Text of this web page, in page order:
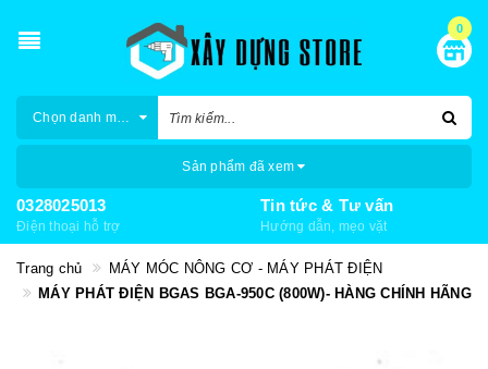
0
Chọn danh mục
Sản phẩm đã xem
0328025013
Điện thoại hỗ trợ
Tin tức & Tư vấn
Hướng dẫn, mẹo vặt
Trang chủ
MÁY MÓC NÔNG CƠ - MÁY PHÁT ĐIỆN
MÁY PHÁT ĐIỆN BGAS BGA-950C (800W)- HÀNG CHÍNH HÃNG